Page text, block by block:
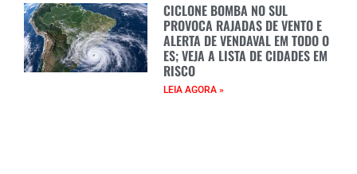
CICLONE BOMBA NO SUL
PROVOCA RAJADAS DE VENTO E
ALERTA DE VENDAVAL EM TODO O
ES; VEJA A LISTA DE CIDADES EM
RISCO
LEIA AGORA »